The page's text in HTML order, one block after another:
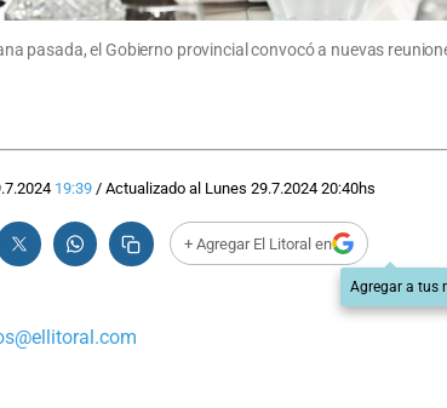
pasada, el Gobierno provincial convocó a nuevas
19:39/ Actualizado al Lunes 29.7.2024 20:40hs
+ Agregar El Litoral en
Agregar a tus